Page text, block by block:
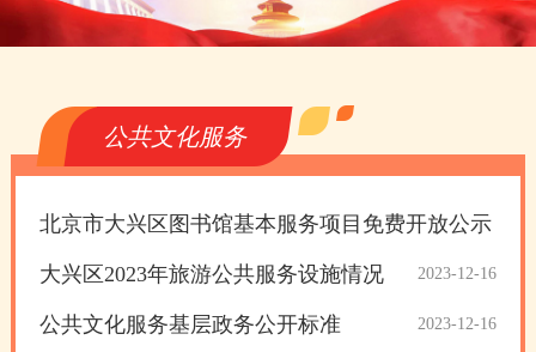
公共文化服务
北京市大兴区图书馆基本服务项目免费开放公示
2023-12-16
大兴区2023年旅游公共服务设施情况
2023-12-16
公共文化服务基层政务公开标准